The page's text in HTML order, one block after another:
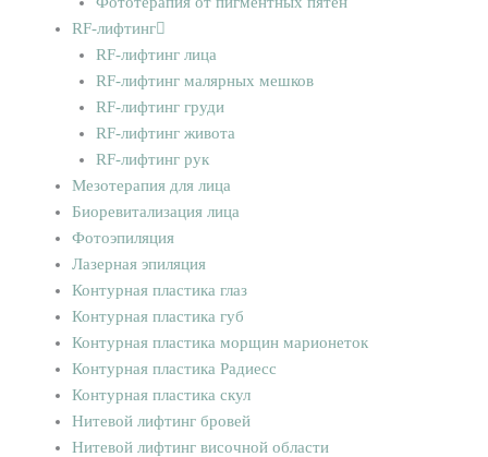
RF-лифтинг
RF-лифтинг лица
RF-лифтинг малярных мешков
RF-лифтинг груди
RF-лифтинг живота
RF-лифтинг рук
Мезотерапия для лица
Биоревитализация лица
Фотоэпиляция
Лазерная эпиляция
Контурная пластика глаз
Контурная пластика губ
Контурная пластика морщин марионеток
Контурная пластика Радиесс
Контурная пластика скул
Нитевой лифтинг бровей
Нитевой лифтинг височной области